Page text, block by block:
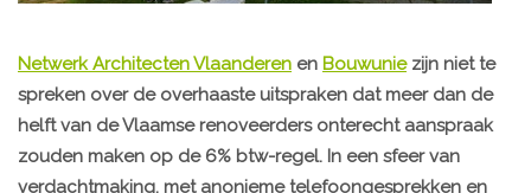
Netwerk Architecten Vlaanderen en Bouwuniezijn niet te
spreken over de overhaaste uitspraken dat meer dan de
helft van de Vlaamse renoveerders onterecht aanspraak
zouden maken op de 6% btw-regel. In een sfeer van
verdachtmaking, met anonieme telefoongesprekken en